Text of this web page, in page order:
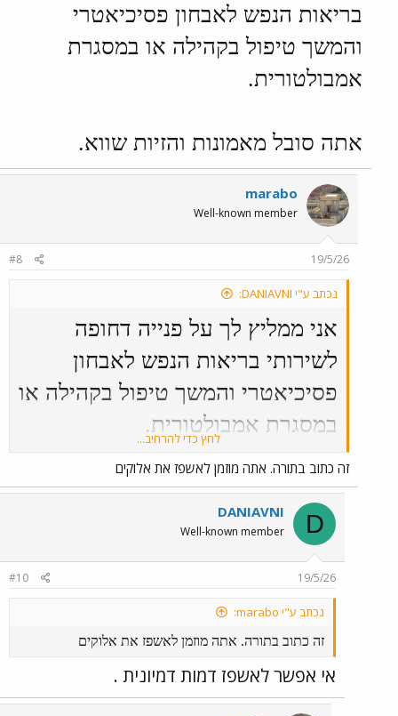
ואלו עשרת הדיברות, תתחילו להאמין בה, תתחילו
לשמור שבת, כי הגיע הזמן.
בריאות הנפש לאבחון פסיכיאטרי
והמשך טיפול בקהילה או במסגרת
אמבולטורית.
אתה סובל מאמונות והזיות שווא.
marabo
Well-known member
19/5/26
#8
נכתב ע"י DANIAVNI:
אני ממליץ לך על פנייה דחופה
לשירותי בריאות הנפש לאבחון
פסיכיאטרי והמשך טיפול בקהילה או
במסגרת אמבולטורית.
אתה סובל מאמונות והזיות שווא.
לחץ כדי להרחיב...
זה כתוב בתורה. אתה מוזמן לאשפז את אלוקים
D
DANIAVNI
Well-known member
19/5/26
#10
נכתב ע"י marabo:
זה כתוב בתורה. אתה מוזמן לאשפז את אלוקים
אי אפשר לאשפז דמות דמיונית .